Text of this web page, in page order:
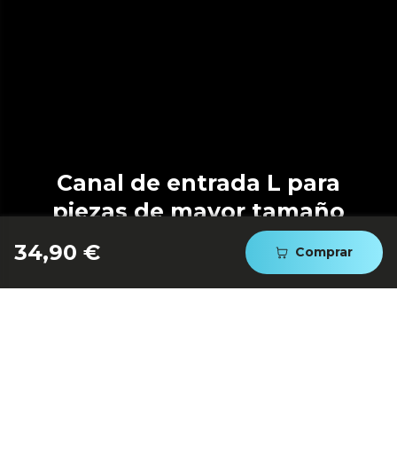
34,90 € Comprar
Canal de entrada L para
piezas de mayor tamaño